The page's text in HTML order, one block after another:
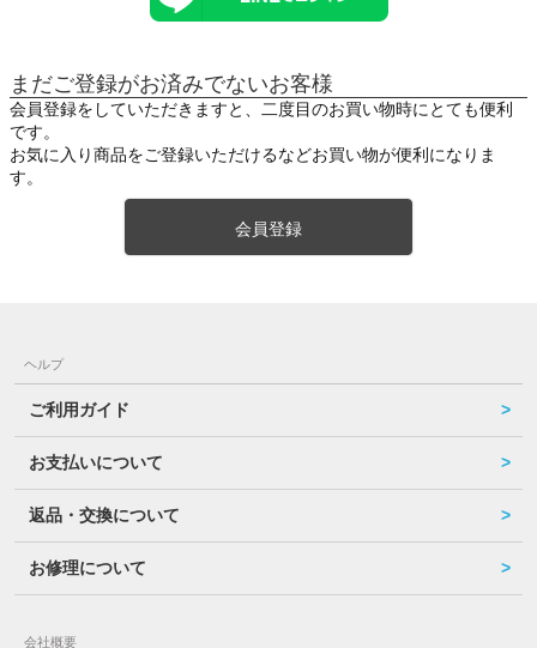
まだご登録がお済みでないお客様
会員登録をしていただきますと、二度目のお買い物時にとても便利
です。
お気に入り商品をご登録いただけるなどお買い物が便利になりま
す。
会員登録
ヘルプ
ご利用ガイド
お支払いについて
返品・交換について
お修理について
会社概要